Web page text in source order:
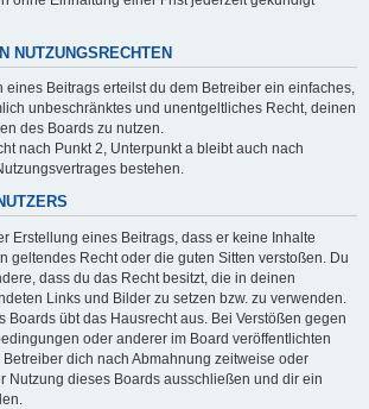
NUTZUNGSRECHTEN
eines Beitrags erteilst du dem Betreiber ein einfaches,
unbeschränktes und unentgeltliches Recht, deinen
des Boards zu nutzen.
nach Punkt 2, Unterpunkt a bleibt auch nach
bestehen.
Erstellung eines Beitrags, dass er keine Inhalte
geltendes Recht oder die guten Sitten verstoßen. Du
dass du das Recht besitzt, die in deinen
Links und Bilder zu setzen bzw. zu verwenden.
Boards übt das Hausrecht aus. Bei Verstößen gegen
oder anderer im Board veröffentlichten
dich nach Abmahnung zeitweise oder
Nutzung dieses Boards ausschließen und dir ein